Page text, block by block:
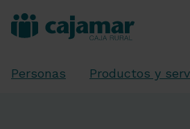
Personas Productos y